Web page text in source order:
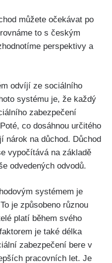
můžete očekávat po
to s českým
perspektivy a
odvíjí ze sociálního
systému je, že každý
zabezpečení
co dosáhnou určitého
nárok na důchod. Důchod
vypočítává na základě
odvedených odvodů.
systémem je
je způsobeno různou
platí během svého
je také délka
zabezpečení bere v
pracovních let. Je